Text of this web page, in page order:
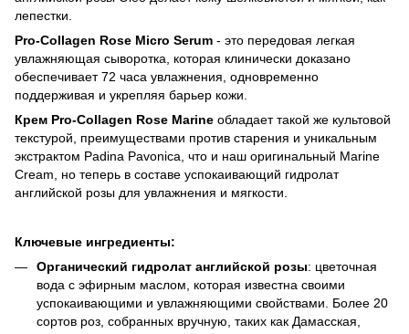
лепестки.
Pro-Collagen Rose Micro Serum - это передовая легкая
увлажняющая сыворотка, которая клинически доказано
обеспечивает 72 часа увлажнения, одновременно
поддерживая и укрепляя барьер кожи.
Крем Pro-Collagen Rose Marine обладает такой же культовой
текстурой, преимуществами против старения и уникальным
экстрактом Padina Pavonica, что и наш оригинальный Marine
Cream, но теперь в составе успокаивающий гидролат
английской розы для увлажнения и мягкости.
Ключевые ингредиенты:
Органический гидролат английской розы: цветочная
вода с эфирным маслом, которая известна своими
успокаивающими и увлажняющими свойствами. Более 20
сортов роз, собранных вручную, таких как Дамасская,